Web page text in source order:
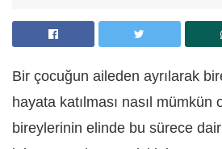
Bir çocuğun aileden ayrılarak
hayata katılması nasıl mümkün
bireylerinin elinde bu sürece